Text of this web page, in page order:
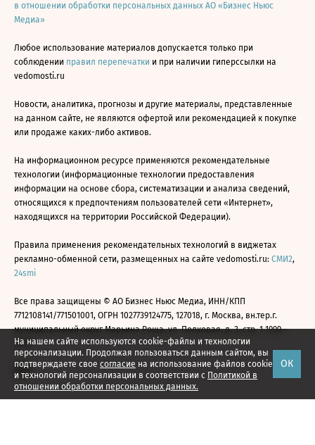
На нашем сайте используются cookie-файлы и технологии
персонализации. Продолжая пользоваться данным сайтом, вы
подтверждаете свое согласие на использование файлов cookie
и технологий персонализации в соответствии с Политикой в
отношении обработки персональных данных.
ОК
в отношении обработки персональных данных АО «Бизнес Ньюс
Медиа»
Любое использование материалов допускается только при
соблюдении правил перепечатки и при наличии гиперссылки на
vedomosti.ru
Новости, аналитика, прогнозы и другие материалы, представленные
на данном сайте, не являются офертой или рекомендацией к покупке
или продаже каких-либо активов.
На информационном ресурсе применяются рекомендательные
технологии (информационные технологии предоставления
информации на основе сбора, систематизации и анализа сведений,
относящихся к предпочтениям пользователей сети «Интернет»,
находящихся на территории Российской Федерации).
Правила применения рекомендательных технологий в виджетах
рекламно-обменной сети, размещенных на сайте vedomosti.ru: СМИ2,
24smi
Все права защищены © АО Бизнес Ньюс Медиа, ИНН/КПП
7712108141/771501001, ОГРН 1027739124775, 127018, г. Москва, вн.тер.г.
муниципальный округ Марьина Роща, ул. Полковая, д. 3, стр. 1 1999—
2026